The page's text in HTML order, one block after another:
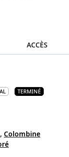
ACCÈS
TERMINÉ
Colombine